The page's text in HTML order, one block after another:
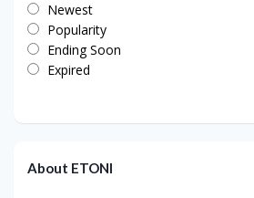
Newest
Popularity
Ending Soon
Expired
About ETONI